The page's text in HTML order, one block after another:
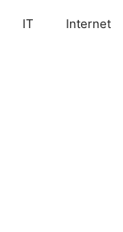
IT Internet